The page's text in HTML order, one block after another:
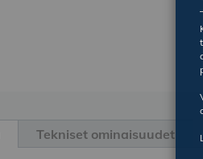
Tekniset ominaisuudet